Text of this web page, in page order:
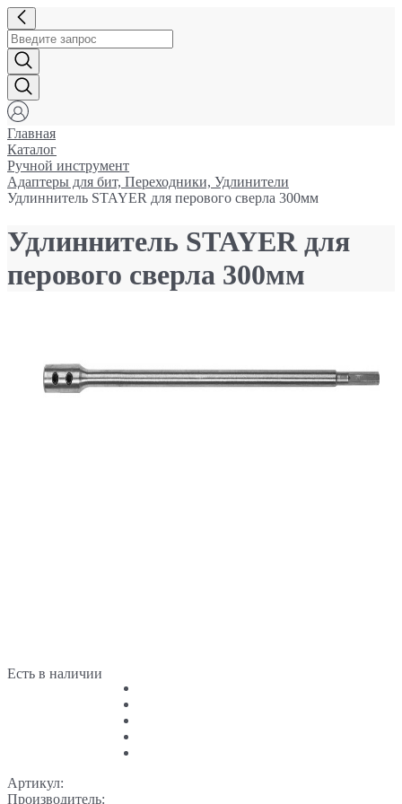
Главная
Каталог
Ручной инструмент
Адаптеры для бит, Переходники, Удлинители
Удлиннитель STAYER для перового сверла 300мм
Удлиннитель STAYER для
перового сверла 300мм
Есть в наличии
Артикул:
Производитель: